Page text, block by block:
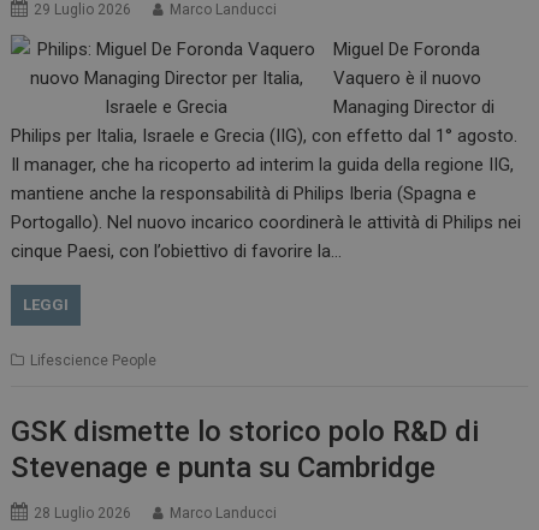
29 Luglio 2026 Marco Landucci
Miguel De Foronda
Vaquero è il nuovo
Managing Director di
Philips per Italia, Israele e Grecia (IIG), con effetto dal 1° agosto.
Il manager, che ha ricoperto ad interim la guida della regione IIG,
mantiene anche la responsabilità di Philips Iberia (Spagna e
Portogallo). Nel nuovo incarico coordinerà le attività di Philips nei
cinque Paesi, con l’obiettivo di favorire la…
LEGGI
Lifescience People
GSK dismette lo storico polo R&D di
Stevenage e punta su Cambridge
28 Luglio 2026 Marco Landucci